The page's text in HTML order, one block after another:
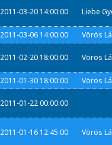
2011-03-20 14:00:00 Liebe
2011-03-06 14:00:00
Vörös
2011-02-20 18:00:00 Vörös
2011-01-30 18:00:00
Vörös
2011-01-22 00:00:00
2011-01-16 12:45:00 Vörös